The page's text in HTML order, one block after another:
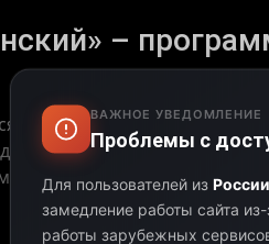
–
с полным расписанием
и уникальных шоу.
и новинок в эфире.
оставайтесь на
ВАЖНОЕ УВЕДОМЛЕНИЕ
Проблемы с
Для пользователей из России
замедление работы сайта
работы зарубежных